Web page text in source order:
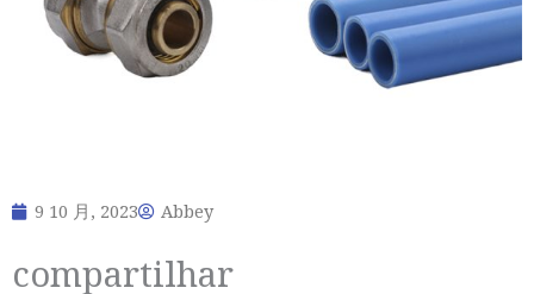
9 10 月, 2023 Abbey
compartilhar